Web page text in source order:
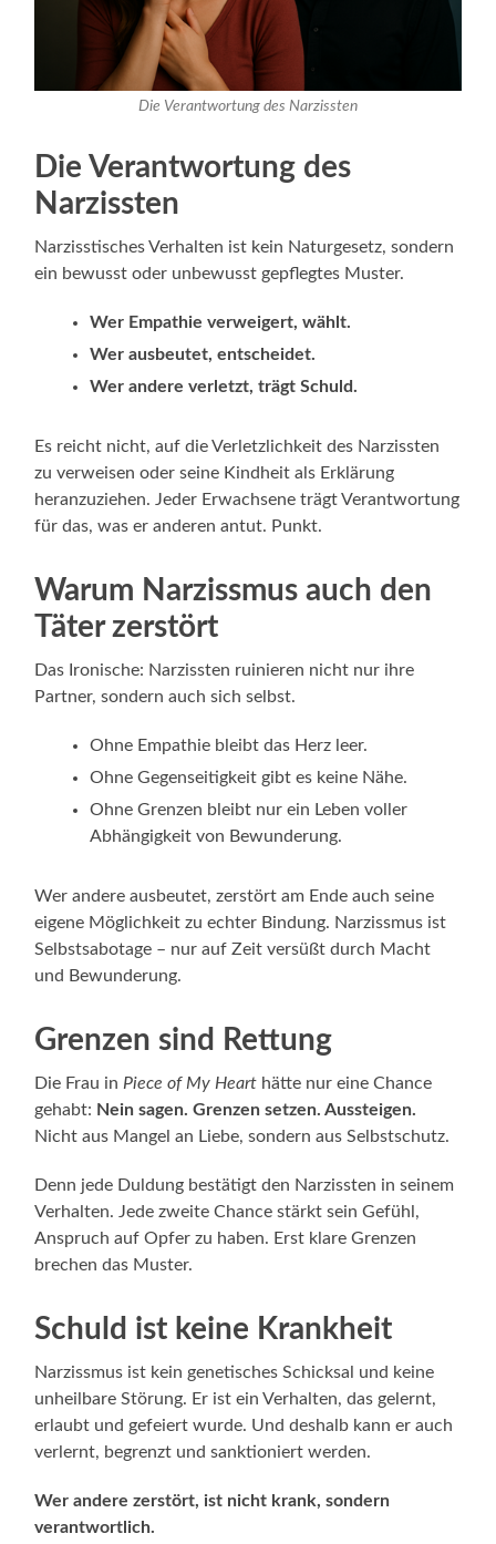
Die Verantwortung des Narzissten
Die Verantwortung des
Narzissten
Narzisstisches Verhalten ist kein Naturgesetz, sondern
ein bewusst oder unbewusst gepflegtes Muster.
Wer Empathie verweigert, wählt.
Wer ausbeutet, entscheidet.
Wer andere verletzt, trägt Schuld.
Es reicht nicht, auf die Verletzlichkeit des Narzissten
zu verweisen oder seine Kindheit als Erklärung
heranzuziehen. Jeder Erwachsene trägt Verantwortung
für das, was er anderen antut. Punkt.
Warum Narzissmus auch den
Täter zerstört
Das Ironische: Narzissten ruinieren nicht nur ihre
Partner, sondern auch sich selbst.
Ohne Empathie bleibt das Herz leer.
Ohne Gegenseitigkeit gibt es keine Nähe.
Ohne Grenzen bleibt nur ein Leben voller
Abhängigkeit von Bewunderung.
Wer andere ausbeutet, zerstört am Ende auch seine
eigene Möglichkeit zu echter Bindung. Narzissmus ist
Selbstsabotage – nur auf Zeit versüßt durch Macht
und Bewunderung.
Grenzen sind Rettung
Die Frau inPiece of My Heart hätte nur eine Chance
gehabt: Nein sagen. Grenzen setzen. Aussteigen.
Nicht aus Mangel an Liebe, sondern aus Selbstschutz.
Denn jede Duldung bestätigt den Narzissten in seinem
Verhalten. Jede zweite Chance stärkt sein Gefühl,
Anspruch auf Opfer zu haben. Erst klare Grenzen
brechen das Muster.
Schuld ist keine Krankheit
Narzissmus ist kein genetisches Schicksal und keine
unheilbare Störung. Er ist ein Verhalten, das gelernt,
erlaubt und gefeiert wurde. Und deshalb kann er auch
verlernt, begrenzt und sanktioniert werden.
Wer andere zerstört, ist nicht krank, sondern
verantwortlich.